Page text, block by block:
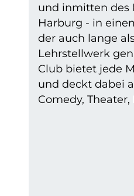
und inmitten des
Harburg - in
der auch lange
Lehrstellwerk
Club bietet jede
und deckt dabei
Comedy, Theater,